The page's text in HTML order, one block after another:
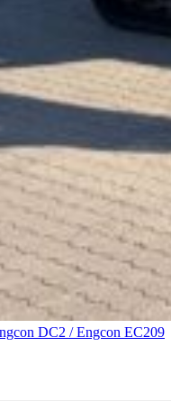
DC2 / Engcon EC209